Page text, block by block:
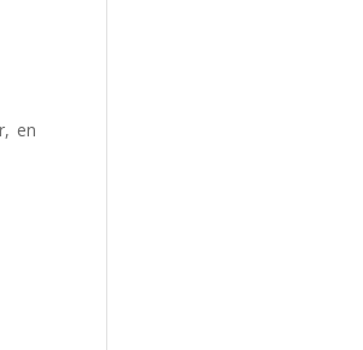
en